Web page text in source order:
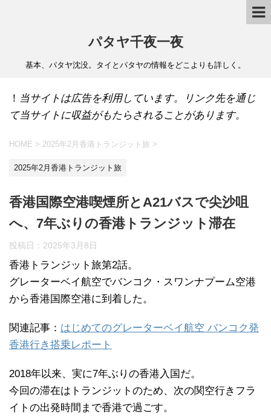
パタヤ千夜一夜
基本、パタヤ沈没。タイとパタヤの情報をどこよりも詳しく。
！ 当サイトは広告を利用しています。リンク先を通じ
て当サイトに収益がもたらされることがあります。
HOME > 2025年2月香港トランジット旅 >
2025年2月香港トランジット旅
香港国際空港喫煙所とA21バスで尖沙咀
へ、7年ぶりの香港トランジット滞在
投稿日： 2025年3月8日
香港トランジット旅第2話。
グレーターベイ航空でバンコク・スワンナプーム空港
から香港国際空港に到着した。
関連記事： はじめてのグレーターベイ航空 バンコク発
香港行き搭乗レポート
2018年以来、実に7年ぶりの香港入国だ。
今回の滞在はトランジットのため、次の関空行きフラ
イトの出発時間まで香港で過ごす。